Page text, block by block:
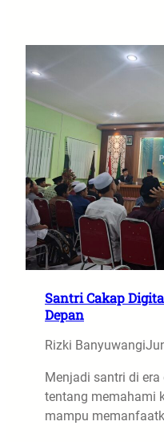
Santri Cakap
Depan
Rizki Banyuwangi
Menjadi santri di
tentang memahami
mampu